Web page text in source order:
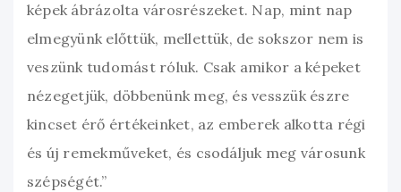
képek ábrázolta városrészeket. Nap, mint nap
elmegyünk előttük, mellettük, de sokszor nem is
veszünk tudomást róluk. Csak amikor a képeket
nézegetjük, döbbenünk meg, és vesszük észre
kincset érő értékeinket, az emberek alkotta régi
és új remekműveket, és csodáljuk meg városunk
szépségét.”